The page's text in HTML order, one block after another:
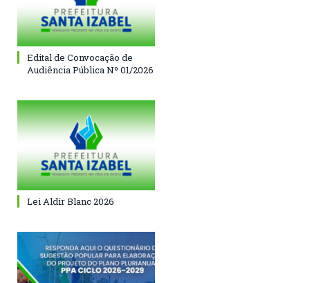
Edital de Convocação de
Audiência Pública Nº 01/2026
Lei Aldir Blanc 2026